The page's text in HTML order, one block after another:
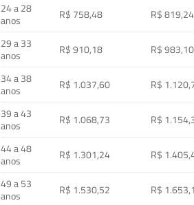
24 a 28
anos
R$ 758,48 R$ 819,24
29 a 33
anos
R$ 910,18 R$ 983,10
34 a 38
anos
R$ 1.037,60 R$
39 a 43
anos
R$ 1.068,73 R$
44 a 48
anos
R$ 1.301,24 R$
49 a 53
anos
R$ 1.530,52 R$